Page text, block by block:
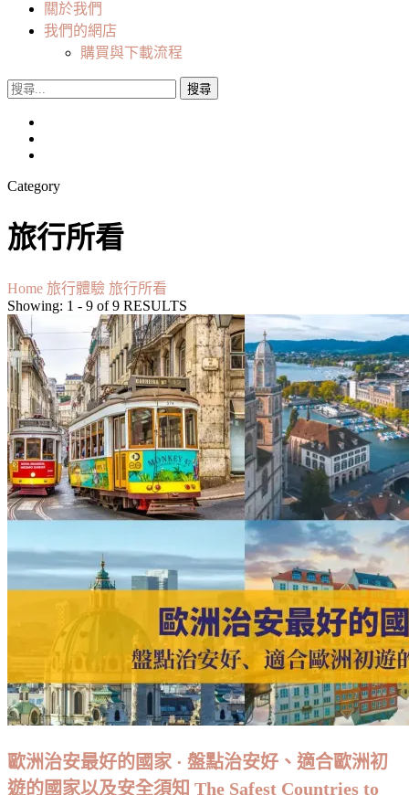
關於我們
我們的網店
購買與下載流程
搜
Category
旅行所看
Home 旅行體驗 旅行所看
Showing: 1 - 9 of 9 RESULTS
歐洲治安最好的國家 · 盤點治安好、適合歐洲初
遊的國家以及安全須知 The Safest Countries to